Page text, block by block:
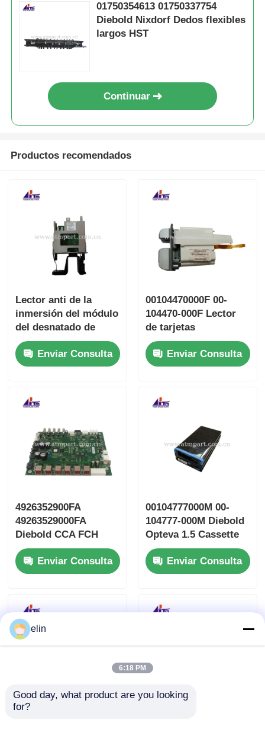
01750354613 01750337754
Diebold Nixdorf Dedos flexibles
largos HST
Continuar
Productos recomendados
Lector anti de la
inmersión del módulo
del desnatado de
Diebold 49-221699-
000D 49221699000D
Enviar Consulta
00104470000F 00-
104470-000F Lector
de tarjetas
automáticas Diebold
OptevaEnviar Consulta
4926352900FA
49263529000FA
Diebold CCA FCH
Fascia Control Hub
Partes de cajeros
automáticos
Enviar Consulta
00104777000M 00-
104777-000M Diebold
Opteva 1.5 Cassette
CONV Partes de
cajeros automáticos
Enviar Consulta
elin
6:18 PM
Good day, what product are you looking
for?